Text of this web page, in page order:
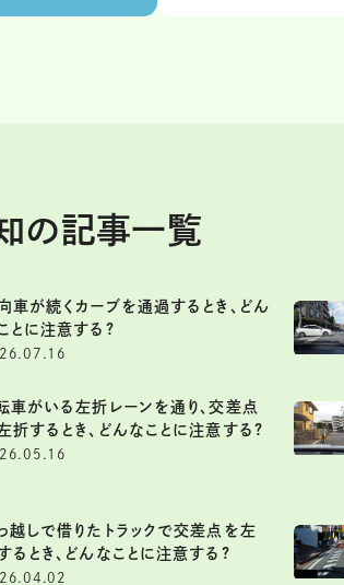
の記事一覧
車が続くカーブを通過するとき、どん
とに注意する?
車がいる左折レーンを通り、交差点
折するとき、どんなことに注意する?
越しで借りたトラックで交差点を左
るとき、どんなことに注意する?